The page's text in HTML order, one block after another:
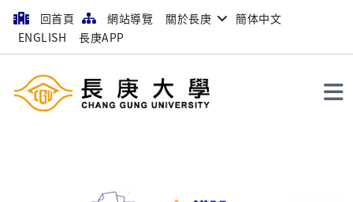
回首頁 網站導覽 關於長庚
簡体中文
ENGLISH
長庚APP